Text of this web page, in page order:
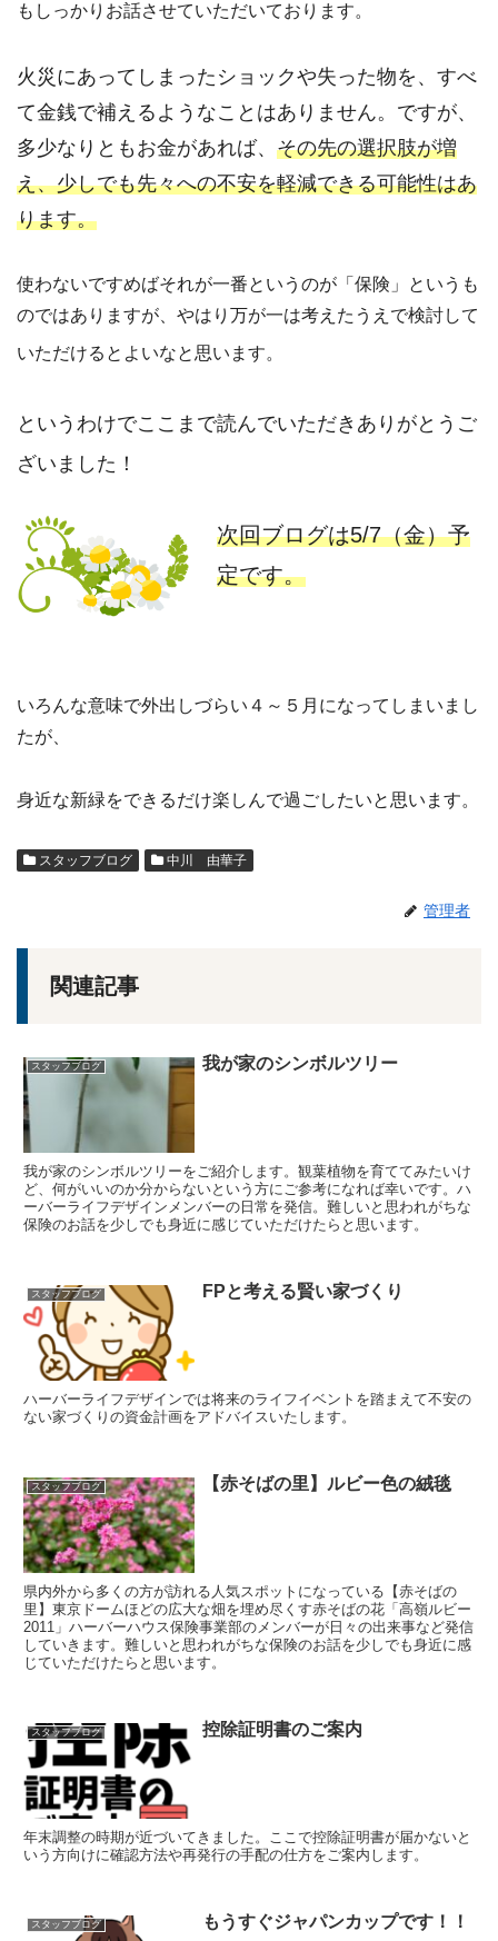
もしっかりお話させていただいております。
火災にあってしまったショックや失った物を、すべ
て金銭で補えるようなことはありません。ですが、
多少なりともお金があれば、 その先の選択肢が増
え、少しでも先々への不安を軽減できる可能性はあ
ります。
使わないですめばそれが一番というのが「保険」というも
のではありますが、やはり万が一は考えたうえで検討して
いただけるとよいなと思います。
というわけでここまで読んでいただきありがとうご
ざいました！
次回ブログは5/7（金）予
定です。
いろんな意味で外出しづらい４～５月になってしまいまし
たが、
身近な新緑をできるだけ楽しんで過ごしたいと思います。
スタッフブログ 中川 由華子
管理者
関連記事
スタッフブログ 我が家のシンボルツリー
我が家のシンボルツリーをご紹介します。観葉植物を育ててみたいけ
ど、何がいいのか分からないという方にご参考になれば幸いです。ハ
ーバーライフデザインメンバーの日常を発信。難しいと思われがちな
保険のお話を少しでも身近に感じていただけたらと思います。
スタッフブログ FPと考える賢い家づくり
ハーバーライフデザインでは将来のライフイベントを踏まえて不安の
ない家づくりの資金計画をアドバイスいたします。
スタッフブログ 【赤そばの里】ルビー色の絨毯
県内外から多くの方が訪れる人気スポットになっている【赤そばの
里】東京ドームほどの広大な畑を埋め尽くす赤そばの花「高嶺ルビー
2011」ハーバーハウス保険事業部のメンバーが日々の出来事など発信
していきます。難しいと思われがちな保険のお話を少しでも身近に感
じていただけたらと思います。
スタッフブログ 控除証明書のご案内
年末調整の時期が近づいてきました。ここで控除証明書が届かないと
いう方向けに確認方法や再発行の手配の仕方をご案内します。
スタッフブログ もうすぐジャパンカップです！！